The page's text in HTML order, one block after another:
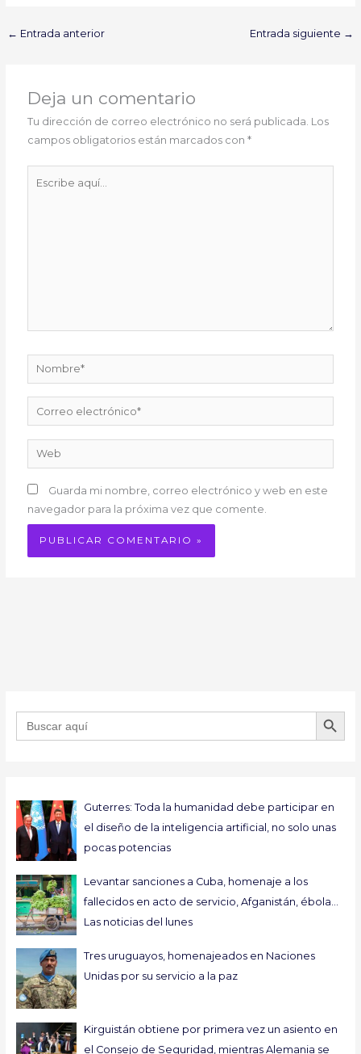
← Entrada anterior Entrada siguiente →
Deja un comentario
Tu dirección de correo electrónico no será publicada. Los
campos obligatorios están marcados con*
Nombre*
Correo
electrónico*
Web
Guarda mi nombre, correo electrónico y web en este
navegador para la próxima vez que comente.
Buscar: BOTÓN DE
Guterres: Toda la humanidad debe participar en
el diseño de la inteligencia artificial, no solo unas
pocas potencias
Levantar sanciones a Cuba, homenaje a los
fallecidos en acto de servicio, Afganistán, ébola…
Las noticias del lunes
Tres uruguayos, homenajeados en Naciones
Unidas por su servicio a la paz
Kirguistán obtiene por primera vez un asiento en
el Consejo de Seguridad, mientras Alemania se